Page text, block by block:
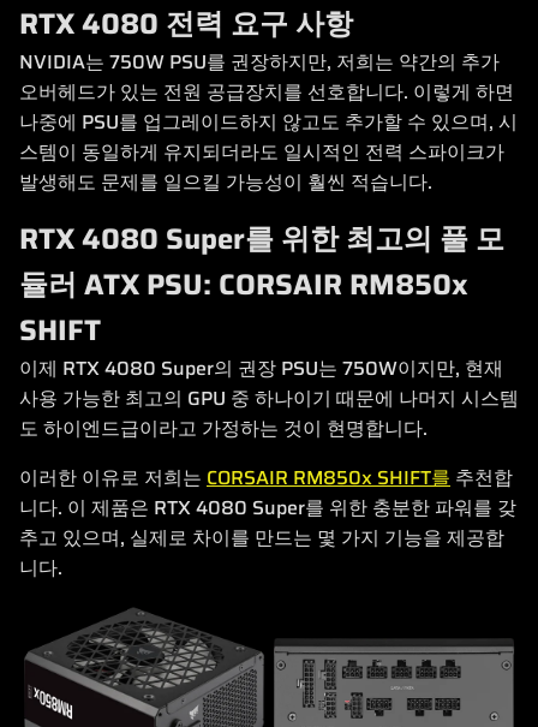
RTX 4080 전력 요구 사항
NVIDIA는 750W PSU를 권장하지만, 저희는 약간의 추가
오버헤드가 있는 전원 공급장치를 선호합니다. 이렇게 하면
나중에 PSU를 업그레이드하지 않고도 추가할 수 있으며, 시
스템이 동일하게 유지되더라도 일시적인 전력 스파이크가
발생해도 문제를 일으킬 가능성이 훨씬 적습니다.
RTX 4080 Super를 위한 최고의 풀 모
듈러 ATX PSU: CORSAIR RM850x
SHIFT
이제 RTX 4080 Super의 권장 PSU는 750W이지만, 현재
사용 가능한 최고의 GPU 중 하나이기 때문에 나머지 시스템
도 하이엔드급이라고 가정하는 것이 현명합니다.
이러한 이유로 저희는 CORSAIR RM850x SHIFT를 추천합
니다. 이 제품은 RTX 4080 Super를 위한 충분한 파워를 갖
추고 있으며, 실제로 차이를 만드는 몇 가지 기능을 제공합
니다.